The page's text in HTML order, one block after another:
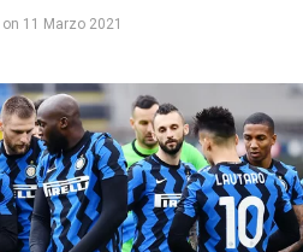
on 11 Marzo 2021